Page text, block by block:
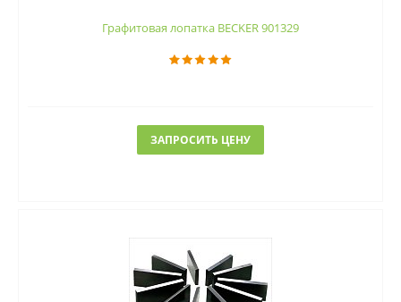
Графитовая лопатка BECKER 901329
ЗАПРОСИТЬ ЦЕНУ